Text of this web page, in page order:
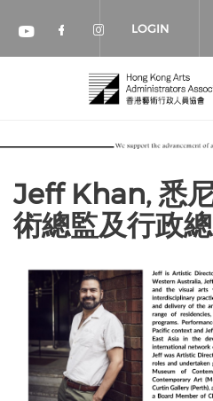
Check our social
Check our
Check our
LOGIN
Jeff Khan, 悉
術總監及行政